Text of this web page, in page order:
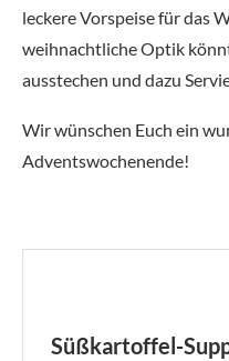
leckere Vorspeise für das
weihnachtliche Optik
ausstechen und dazu
Wir wünschen Euch ein
Adventswochenende!
Süßkartoffel-